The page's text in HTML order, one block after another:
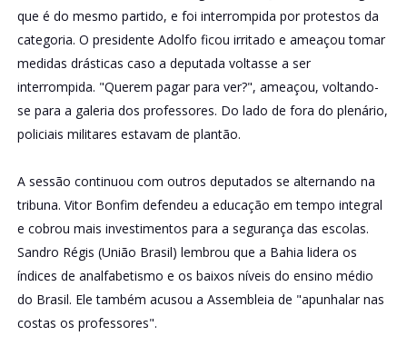
que é do mesmo partido, e foi interrompida por protestos da
categoria. O presidente Adolfo ficou irritado e ameaçou tomar
medidas drásticas caso a deputada voltasse a ser
interrompida. "Querem pagar para ver?", ameaçou, voltando-
se para a galeria dos professores. Do lado de fora do plenário,
policiais militares estavam de plantão.
A sessão continuou com outros deputados se alternando na
tribuna. Vitor Bonfim defendeu a educação em tempo integral
e cobrou mais investimentos para a segurança das escolas.
Sandro Régis (União Brasil) lembrou que a Bahia lidera os
índices de analfabetismo e os baixos níveis do ensino médio
do Brasil. Ele também acusou a Assembleia de "apunhalar nas
costas os professores".